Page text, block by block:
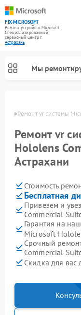
FIX-MICROSOFT
Ремонт устройств Microsoft
Специализированный
cервисный центр г.
Астрахань
Мы
Ремонт vr системы
Ремонт vr
Hololens
Астрахани
Стоимость
Бесплатная
Привезем и
Commercial
Гарантия на
Microsoft
Срочный
Commercial
Скидка для вас